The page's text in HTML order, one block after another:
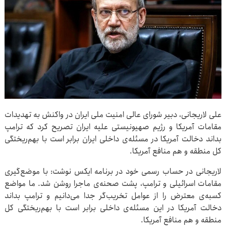
علی لاریجانی، دبیر شورای عالی امنیت ملی ایران در واکنش به تهدیدات
مقامات آمریکا و رژیم صهیونیستی علیه ایران تصریح کرد که ترامپ
بداند دخالت آمریکا در مسئله‌ی داخلی ایران برابر است با بهم‌ریختگی
کل منطقه و هم منافع آمریکا.
لاریجانی در حساب رسمی خود در برنامه ایکس نوشت: با موضع‌گیری
مقامات اسرائیلی و ترامپ، پشت صحنه‌ی ماجرا روشن شد. ما مواضع
کسبه‌ی معترض را از عوامل تخریب‌گر جدا می‌دانیم و ترامپ بداند
دخالت آمریکا در این مسئله‌ی داخلی برابر است با بهم‌ریختگی کل
منطقه و هم منافع آمریکا.